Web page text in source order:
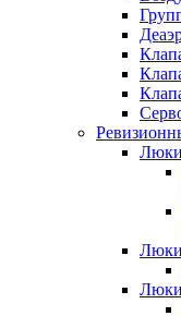
Люки
Люки